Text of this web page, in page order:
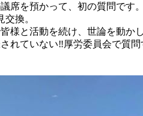
席を預かって、初の質問です。
換。
様と活動を続け、世論を動
れていない‼️厚労委員会で質